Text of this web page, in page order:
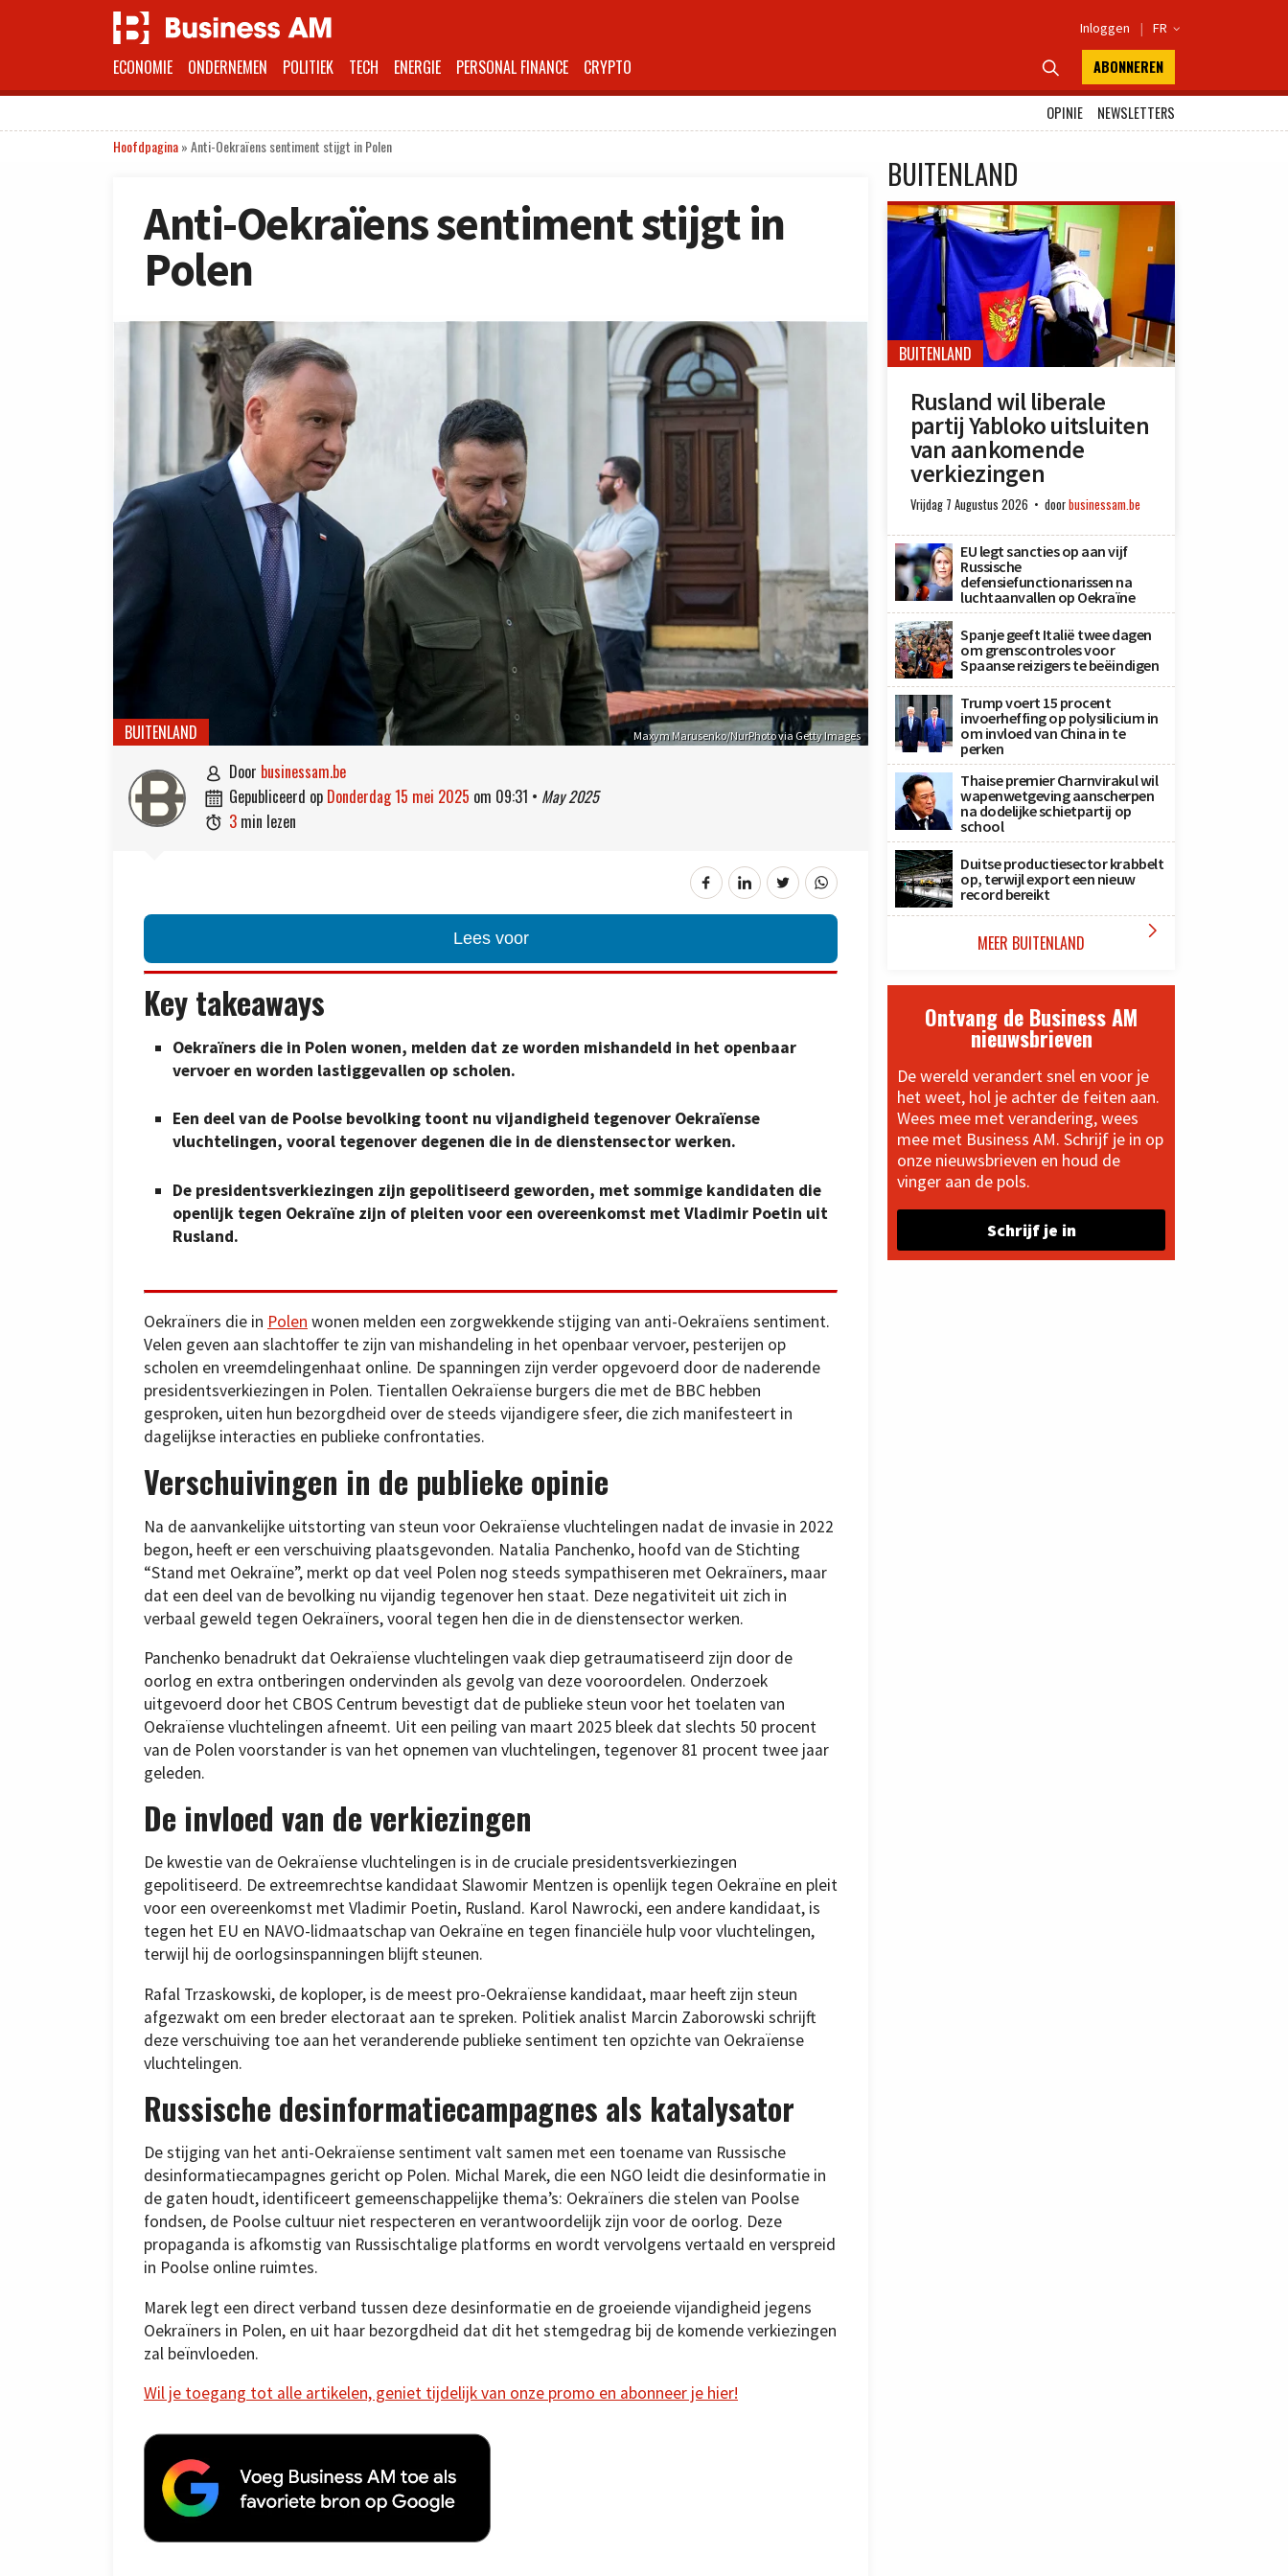
Inloggen | FR 
ECONOMIE ONDERNEMEN POLITIEK TECH ENERGIE PERSONAL FINANCE CRYPTO  ABONNEREN
OPINIE
NEWSLETTERS
Hoofdpagina»Anti-Oekraïens sentiment stijgt in Polen
Anti-Oekraïens sentiment stijgt in
Polen
Maxym Marusenko/NurPhoto via Getty Images
BUITENLAND
 door businessam.be
 gepubliceerd op donderdag 15 mei 2025 om 09:31 • May 2025
 3 min lezen
Lees voor
Key takeaways
Oekraïners die in Polen wonen, melden dat ze worden mishandeld in het openbaar
vervoer en worden lastiggevallen op scholen.
Een deel van de Poolse bevolking toont nu vijandigheid tegenover Oekraïense
vluchtelingen, vooral tegenover degenen die in de dienstensector werken.
De presidentsverkiezingen zijn gepolitiseerd geworden, met sommige kandidaten die
openlijk tegen Oekraïne zijn of pleiten voor een overeenkomst met Vladimir Poetin uit
Rusland.
Oekraïners die in Polen wonen melden een zorgwekkende stijging van anti-Oekraïens sentiment.
Velen geven aan slachtoffer te zijn van mishandeling in het openbaar vervoer, pesterijen op
scholen en vreemdelingenhaat online. De spanningen zijn verder opgevoerd door de naderende
presidentsverkiezingen in Polen. Tientallen Oekraïense burgers die met de BBC hebben
gesproken, uiten hun bezorgdheid over de steeds vijandigere sfeer, die zich manifesteert in
dagelijkse interacties en publieke confrontaties.
Verschuivingen in de publieke opinie
Na de aanvankelijke uitstorting van steun voor Oekraïense vluchtelingen nadat de invasie in 2022
begon, heeft er een verschuiving plaatsgevonden. Natalia Panchenko, hoofd van de Stichting
“Stand met Oekraïne”, merkt op dat veel Polen nog steeds sympathiseren met Oekraïners, maar
dat een deel van de bevolking nu vijandig tegenover hen staat. Deze negativiteit uit zich in
verbaal geweld tegen Oekraïners, vooral tegen hen die in de dienstensector werken.
Panchenko benadrukt dat Oekraïense vluchtelingen vaak diep getraumatiseerd zijn door de
oorlog en extra ontberingen ondervinden als gevolg van deze vooroordelen. Onderzoek
uitgevoerd door het CBOS Centrum bevestigt dat de publieke steun voor het toelaten van
Oekraïense vluchtelingen afneemt. Uit een peiling van maart 2025 bleek dat slechts 50 procent
van de Polen voorstander is van het opnemen van vluchtelingen, tegenover 81 procent twee jaar
geleden.
De invloed van de verkiezingen
De kwestie van de Oekraïense vluchtelingen is in de cruciale presidentsverkiezingen
gepolitiseerd. De extreemrechtse kandidaat Slawomir Mentzen is openlijk tegen Oekraïne en pleit
voor een overeenkomst met Vladimir Poetin, Rusland. Karol Nawrocki, een andere kandidaat, is
tegen het EU en NAVO-lidmaatschap van Oekraïne en tegen financiële hulp voor vluchtelingen,
terwijl hij de oorlogsinspanningen blijft steunen.
Rafal Trzaskowski, de koploper, is de meest pro-Oekraïense kandidaat, maar heeft zijn steun
afgezwakt om een breder electoraat aan te spreken. Politiek analist Marcin Zaborowski schrijft
deze verschuiving toe aan het veranderende publieke sentiment ten opzichte van Oekraïense
vluchtelingen.
Russische desinformatiecampagnes als katalysator
De stijging van het anti-Oekraïense sentiment valt samen met een toename van Russische
desinformatiecampagnes gericht op Polen. Michal Marek, die een NGO leidt die desinformatie in
de gaten houdt, identificeert gemeenschappelijke thema’s: Oekraïners die stelen van Poolse
fondsen, de Poolse cultuur niet respecteren en verantwoordelijk zijn voor de oorlog. Deze
propaganda is afkomstig van Russischtalige platforms en wordt vervolgens vertaald en verspreid
in Poolse online ruimtes.
Marek legt een direct verband tussen deze desinformatie en de groeiende vijandigheid jegens
Oekraïners in Polen, en uit haar bezorgdheid dat dit het stemgedrag bij de komende verkiezingen
zal beïnvloeden.
Wil je toegang tot alle artikelen, geniet tijdelijk van onze promo en abonneer je hier!
BUITENLAND
BUITENLAND
Rusland wil liberale
partij Yabloko uitsluiten
van aankomende
verkiezingen
Vrijdag 7 Augustus 2026 doorbusinessam.be
EU legt sancties op aan vijf
Russische
defensiefunctionarissen na
luchtaanvallen op Oekraïne
Spanje geeft Italië twee dagen
om grenscontroles voor
Spaanse reizigers te beëindigen
Trump voert 15 procent
invoerheffing op polysilicium in
om invloed van China in te
perken
Thaise premier Charnvirakul wil
wapenwetgeving aanscherpen
na dodelijke schietpartij op
school
Duitse productiesector krabbelt
op, terwijl export een nieuw
record bereikt
MEER BUITENLAND 
Ontvang de Business AM
nieuwsbrieven
De wereld verandert snel en voor je
het weet, hol je achter de feiten aan.
Wees mee met verandering, wees
mee met Business AM. Schrijf je in op
onze nieuwsbrieven en houd de
vinger aan de pols.
Schrijf je in